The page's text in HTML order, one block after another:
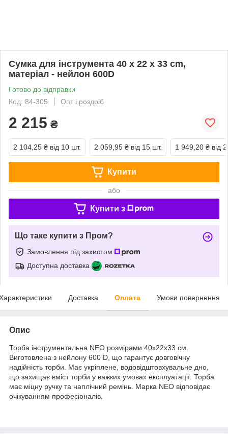
Сумка для інструмента 40 x 22 x 33 cm,
матеріал - нейлон 600D
Готово до відправки
Код: 84-305
Опт і роздріб
2 215 ₴
2 104,25 ₴ від 10 шт. 2 059,95 ₴ від 15 шт. 1 949,20 ₴ від
Купити
або
Купити з
Що таке купити з Пром?
Замовлення під захистом
Доступна доставка
Доставка Оплата Умови повернення
Опис
Торба інструментальна NEO розмірами 40x22х33 см.
Виготовлена з нейлону 600 D, що гарантує довговічну
надійність торби. Має укріплене, водовідштовхувальне дно,
що захищає вміст торби у важких умовах експлуатації. Торба
має міцну ручку та наплічний ремінь. Марка NEO відповідає
очікуванням професіоналів.